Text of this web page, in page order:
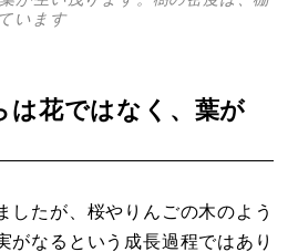
います
は花ではなく、葉が
したが、桜やりんごの木のよう
がなるという成長過程ではあり